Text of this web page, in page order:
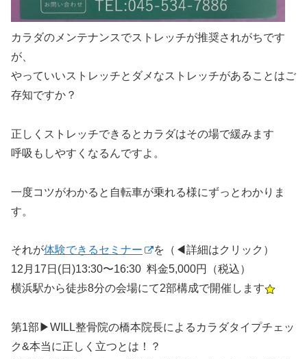
カラダのメンテナンスでストレッチが推奨されがちです
が、
やっていいストレッチとダメなストレッチがあることはご
存知ですか？
正しくストレッチできるとカラダはその場で緩みます
呼吸もしやすくなるんですよ。
一度コツがわかると自転車が乗れる様にずっとわかりま
す。
それが体験できるセミナー
を（◀︎詳細はクリック）
12月17日(日)13:30〜16:30 料金5,000円（税込）
横浜駅から徒歩8分の会場にて2部構成で開催します
第1部▶︎WILL整骨院の橋本院長によるカラダタイプチェッ
ク&本当に正しく立つとは！？